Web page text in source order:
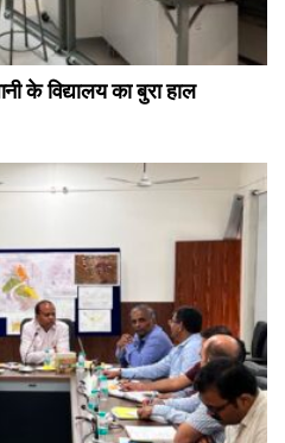
के विद्यालय का बुरा हाल